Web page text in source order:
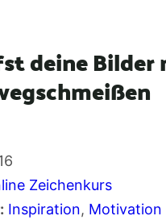
deine
Zeichenkurs
Inspiration, Motivation